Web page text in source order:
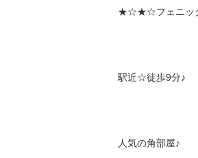
★☆★☆フェニッ
駅近☆徒歩9分♪
人気の角部屋♪